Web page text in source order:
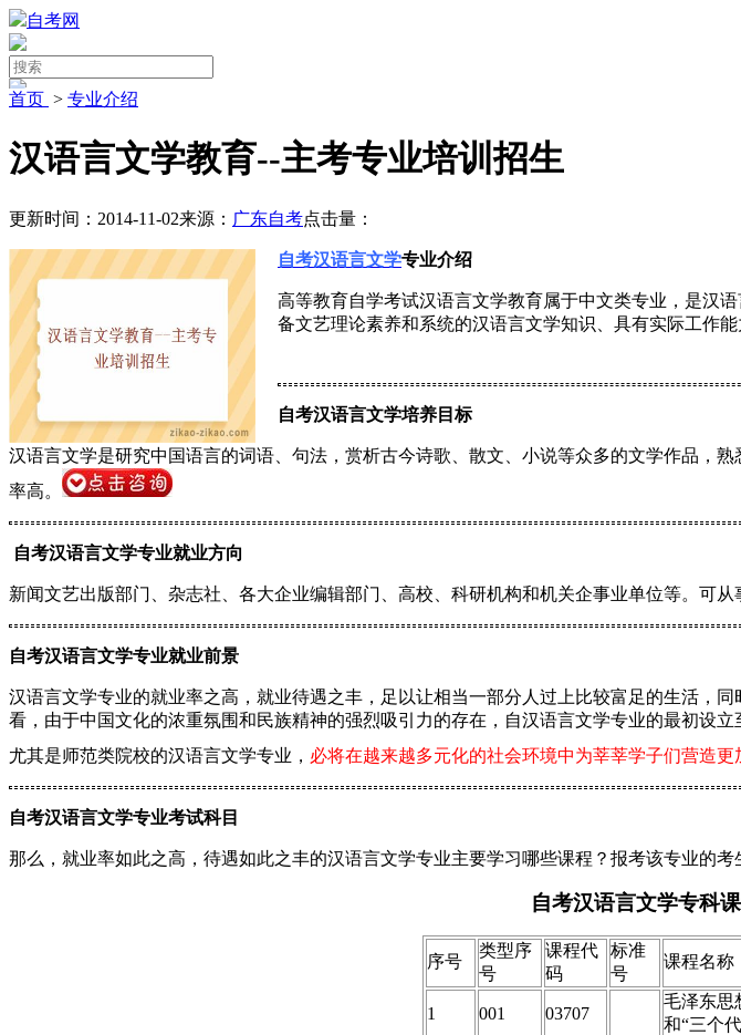
自考网
首页 > 专业介绍
汉语言文学教育--主考专业培训招生
更新时间：2014-11-02来源： 广东自考点击量：
自考汉语言文学专业介绍
高等教育自学考试汉语言文学教育属于中文类专业，是汉
备文艺理论素养和系统的汉语言文学知识、具有实际工作
自考汉语言文学培养目标
汉语言文学是研究中国语言的词语、句法，赏析古今诗歌、散文、小说等众多的文学作品，
率高。
自考汉语言文学专业就业方向
新闻文艺出版部门、杂志社、各大企业编辑部门、高校、科研机构和机关企事业单位等。可
自考汉语言文学专业就业前景
汉语言文学专业的就业率之高，就业待遇之丰，足以让相当一部分人过上比较富足的生活，
看，由于中国文化的浓重氛围和民族精神的强烈吸引力的存在，自汉语言文学专业的最初设
尤其是师范类院校的汉语言文学专业， 必将在越来越多元化的社会环境中为莘莘学子们营造更
自考汉语言文学专业考试科目
那么，就业率如此之高，待遇如此之丰的汉语言文学专业主要学习哪些课程 ？报考该专业的
自考汉语言文学专科
序号
类型序
号
课程代
码
标准
号
课程名称
1 001 03707
毛泽东思
和“三个